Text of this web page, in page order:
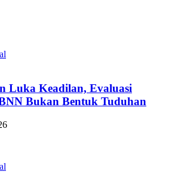
Luka Keadilan, Evaluasi
Bukan Bentuk Tuduhan